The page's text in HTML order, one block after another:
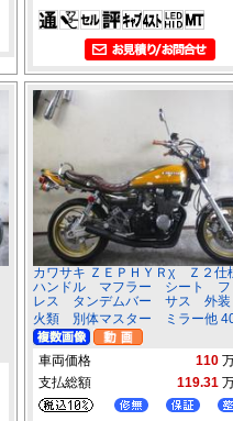
カワサキ ＺＥＰＨＹＲχ Ｚ２
ハンドル マフラー シート フ
レス タンデムバー サス 外
火類 別体マスター ミラー他
車両価格 110
支払総額
119.31